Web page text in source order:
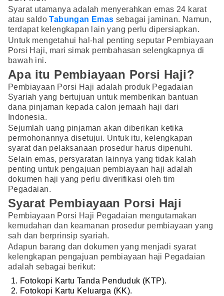
Syarat utamanya adalah menyerahkan emas 24 karat
atau saldoTabungan Emas sebagai jaminan. Namun,
terdapat kelengkapan lain yang perlu dipersiapkan.
Untuk mengetahui hal-hal penting seputar Pembiayaan
Porsi Haji, mari simak pembahasan selengkapnya di
bawah ini.
Apa itu Pembiayaan Porsi Haji?
Pembiayaan Porsi Haji adalah produk Pegadaian
Syariah yang bertujuan untuk memberikan bantuan
dana pinjaman kepada calon jemaah haji dari
Indonesia.
Sejumlah uang pinjaman akan diberikan ketika
permohonannya disetujui. Untuk itu, kelengkapan
syarat dan pelaksanaan prosedur harus dipenuhi.
Selain emas, persyaratan lainnya yang tidak kalah
penting untuk pengajuan pembiayaan haji adalah
dokumen haji yang perlu diverifikasi oleh tim
Pegadaian.
Syarat Pembiayaan Porsi Haji
Pembiayaan Porsi Haji Pegadaian mengutamakan
kemudahan dan keamanan prosedur pembiayaan yang
sah dan berprinsip syariah.
Adapun barang dan dokumen yang menjadi syarat
kelengkapan pengajuan pembiayaan haji Pegadaian
adalah sebagai berikut:
Fotokopi Kartu Tanda Penduduk (KTP).
Fotokopi Kartu Keluarga (KK).